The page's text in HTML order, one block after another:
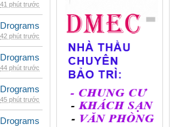
41 phút trước
Drograms
42 phút trước
Drograms
44 phút trước
Drograms
45 phút trước
Drograms